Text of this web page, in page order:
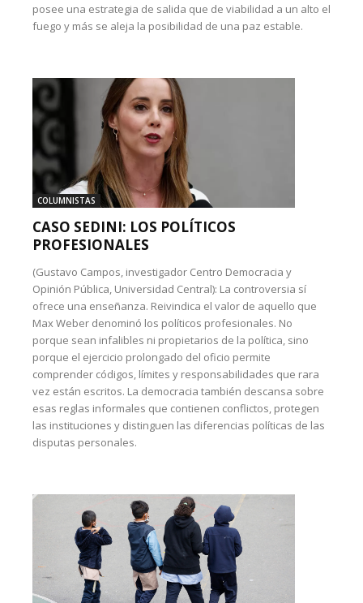
posee una estrategia de salida que de viabilidad a un alto el
fuego y más se aleja la posibilidad de una paz estable.
COLUMNISTAS
CASO SEDINI: LOS POLÍTICOS
PROFESIONALES
(Gustavo Campos, investigador Centro Democracia y
Opinión Pública, Universidad Central): La controversia sí
ofrece una enseñanza. Reivindica el valor de aquello que
Max Weber denominó los políticos profesionales. No
porque sean infalibles ni propietarios de la política, sino
porque el ejercicio prolongado del oficio permite
comprender códigos, límites y responsabilidades que rara
vez están escritos. La democracia también descansa sobre
esas reglas informales que contienen conflictos, protegen
las instituciones y distinguen las diferencias políticas de las
disputas personales.